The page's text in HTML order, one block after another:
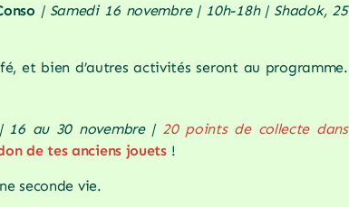
| Samedi 16 novembre | 10h-18h | Shadok, 25
et bien d’autres activités seront au programme.
| 16 au 30 novembre | 20 points de collecte dans
de tes anciens jouets!
seconde vie.